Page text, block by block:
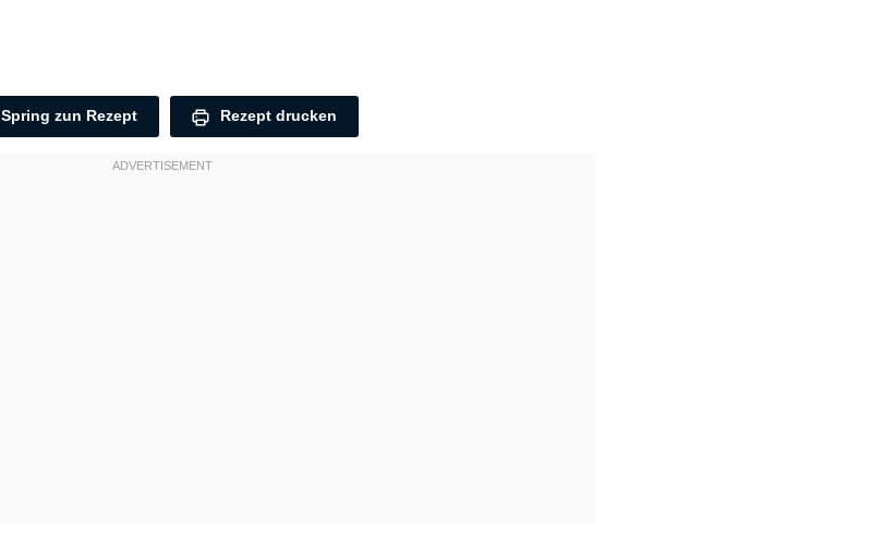
Spring zun Rezept Rezept drucken